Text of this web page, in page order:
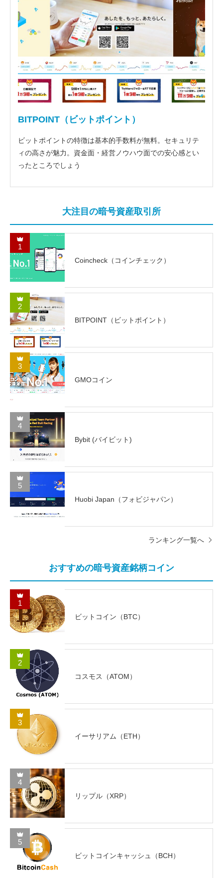
BITPOINT（ビットポイント）
ビットポイントの特徴は基本的手数料が無料。セキュリテ
ィの高さが魅力。資金面・経営ノウハウ面での安心感とい
ったところでしょう
大注目の暗号資産取引所
1
Coincheck（コインチェック）
2
BITPOINT（ビットポイント）
3
GMOコイン
4
Bybit (バイビット)
5
Huobi Japan（フォビジャパン）
ランキング一覧へ
おすすめの暗号資産銘柄コイン
1
ビットコイン（BTC）
2
コスモス（ATOM）
3
イーサリアム（ETH）
4
リップル（XRP）
5
ビットコインキャッシュ（BCH）